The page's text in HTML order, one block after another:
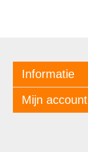
Informatie
Mijn account